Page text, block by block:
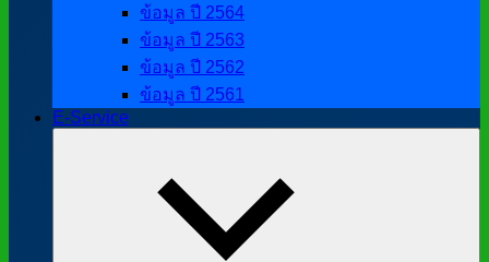
ข้อมูล ปี 2564
ข้อมูล ปี 2563
ข้อมูล ปี 2562
ข้อมูล ปี 2561
E-Service